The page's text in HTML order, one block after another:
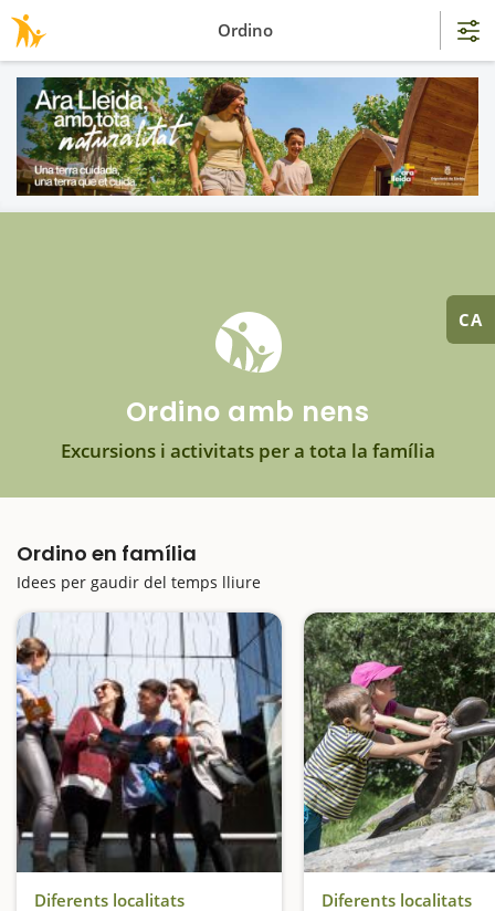
CA
Ordino amb nens
Excursions i activitats per a tota la família
Ordino en família
Idees per gaudir del temps lliure
Diferents localitats
Diferents localitats
Ordino